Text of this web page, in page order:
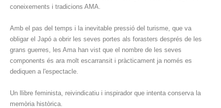
coneixements i tradicions AMA.
Amb el pas del temps i la inevitable pressió del turisme, que va
obligar el Japó a obrir les seves portes als forasters després de les
grans guerres, les Ama han vist que el nombre de les seves
components és ara molt escarransit i pràcticament ja només es
dediquen a l'espectacle.
Un llibre feminista, reivindicatiu i inspirador que intenta conserva la
memòria històrica.